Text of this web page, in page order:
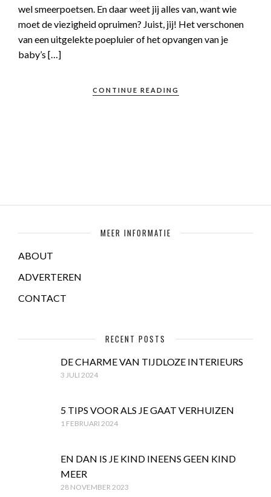
wel smeerpoetsen. En daar weet jij alles van, want wie
moet de viezigheid opruimen? Juist, jij! Het verschonen
van een uitgelekte poepluier of het opvangen van je
baby’s […]
CONTINUE READING
MEER INFORMATIE
ABOUT
ADVERTEREN
CONTACT
RECENT POSTS
DE CHARME VAN TIJDLOZE INTERIEURS
3 JULI 2024
5 TIPS VOOR ALS JE GAAT VERHUIZEN
1 FEBRUARI 2024
EN DAN IS JE KIND INEENS GEEN KIND
MEER
28 NOVEMBER 2023